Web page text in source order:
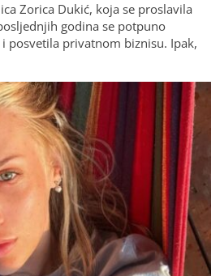
Zorica Dukić, koja se proslavila
godina se potpuno
posvetila privatnom biznisu. Ipak,